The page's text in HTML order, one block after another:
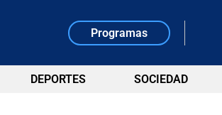
Programas
DEPORTES SOCIEDAD